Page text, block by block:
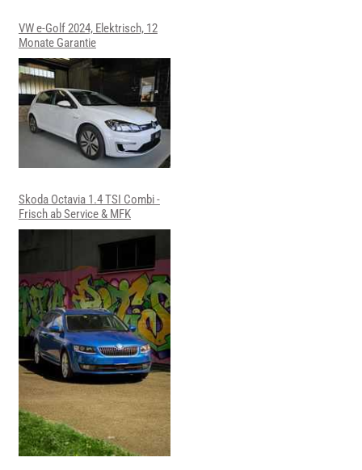
VW e-Golf 2024, Elektrisch, 12
Monate Garantie
Skoda Octavia 1.4 TSI Combi -
Frisch ab Service & MFK